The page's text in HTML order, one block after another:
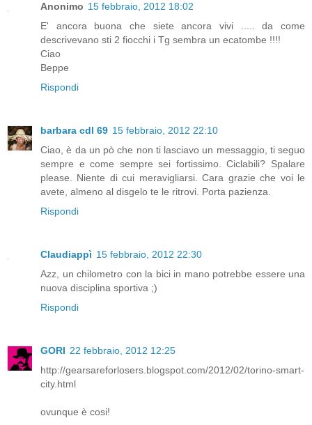
Anonimo 15 febbraio, 2012 18:02
E' ancora buona che siete ancora vivi ..... da come
descrivevano sti 2 fiocchi i Tg sembra un ecatombe !!!!
Ciao
Beppe
Rispondi
barbara cdl 69 15 febbraio, 2012 22:10
Ciao, è da un pò che non ti lasciavo un messaggio, ti seguo
sempre e come sempre sei fortissimo. Ciclabili? Spalare
please. Niente di cui meravigliarsi. Cara grazie che voi le
avete, almeno al disgelo te le ritrovi. Porta pazienza.
Rispondi
Claudiappì 15 febbraio, 2012 22:30
Azz, un chilometro con la bici in mano potrebbe essere una
nuova disciplina sportiva ;)
Rispondi
GORI 22 febbraio, 2012 12:25
http://gearsareforlosers.blogspot.com/2012/02/torino-smart-
city.html
ovunque è cosi!